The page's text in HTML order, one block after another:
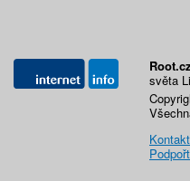
Root.cz
světa
Kontakt